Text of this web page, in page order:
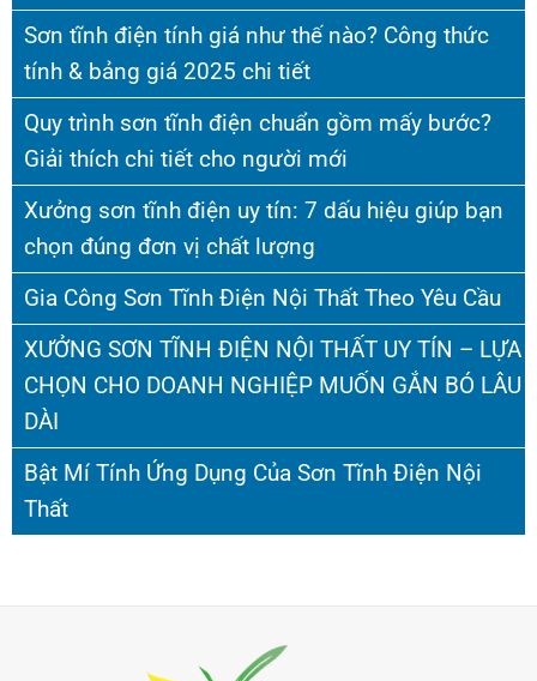
Sơn tĩnh điện tính giá như thế nào? Công thức
tính & bảng giá 2025 chi tiết
Quy trình sơn tĩnh điện chuẩn gồm mấy bước?
Giải thích chi tiết cho người mới
Xưởng sơn tĩnh điện uy tín: 7 dấu hiệu giúp bạn
chọn đúng đơn vị chất lượng
Gia Công Sơn Tĩnh Điện Nội Thất Theo Yêu Cầu
XƯỞNG SƠN TĨNH ĐIỆN NỘI THẤT UY TÍN – LỰA
CHỌN CHO DOANH NGHIỆP MUỐN GẮN BÓ LÂU
DÀI
Bật Mí Tính Ứng Dụng Của Sơn Tĩnh Điện Nội
Thất